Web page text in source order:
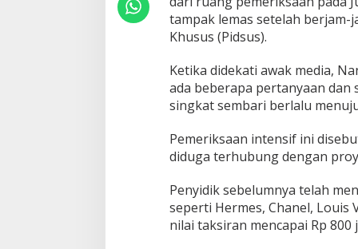
e
n
y
a
n
tampak lemas setelah berjam-
Khusus (Pidsus).
Ketika didekati awak media,
ada beberapa pertanyaan dan
singkat sembari berlalu
Pemeriksaan intensif ini
diduga terhubung dengan
Penyidik sebelumnya telah
seperti Hermes, Chanel, Louis
nilai taksiran mencapai Rp 800